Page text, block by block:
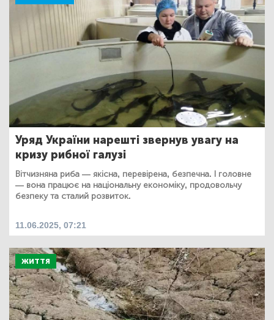
Уряд України нарешті звернув увагу на
кризу рибної галузі
Вітчизняна риба — якісна, перевірена, безпечна. І головне
— вона працює на національну економіку, продовольчу
безпеку та сталий розвиток.
11.06.2025, 07:21
ЖИТТЯ